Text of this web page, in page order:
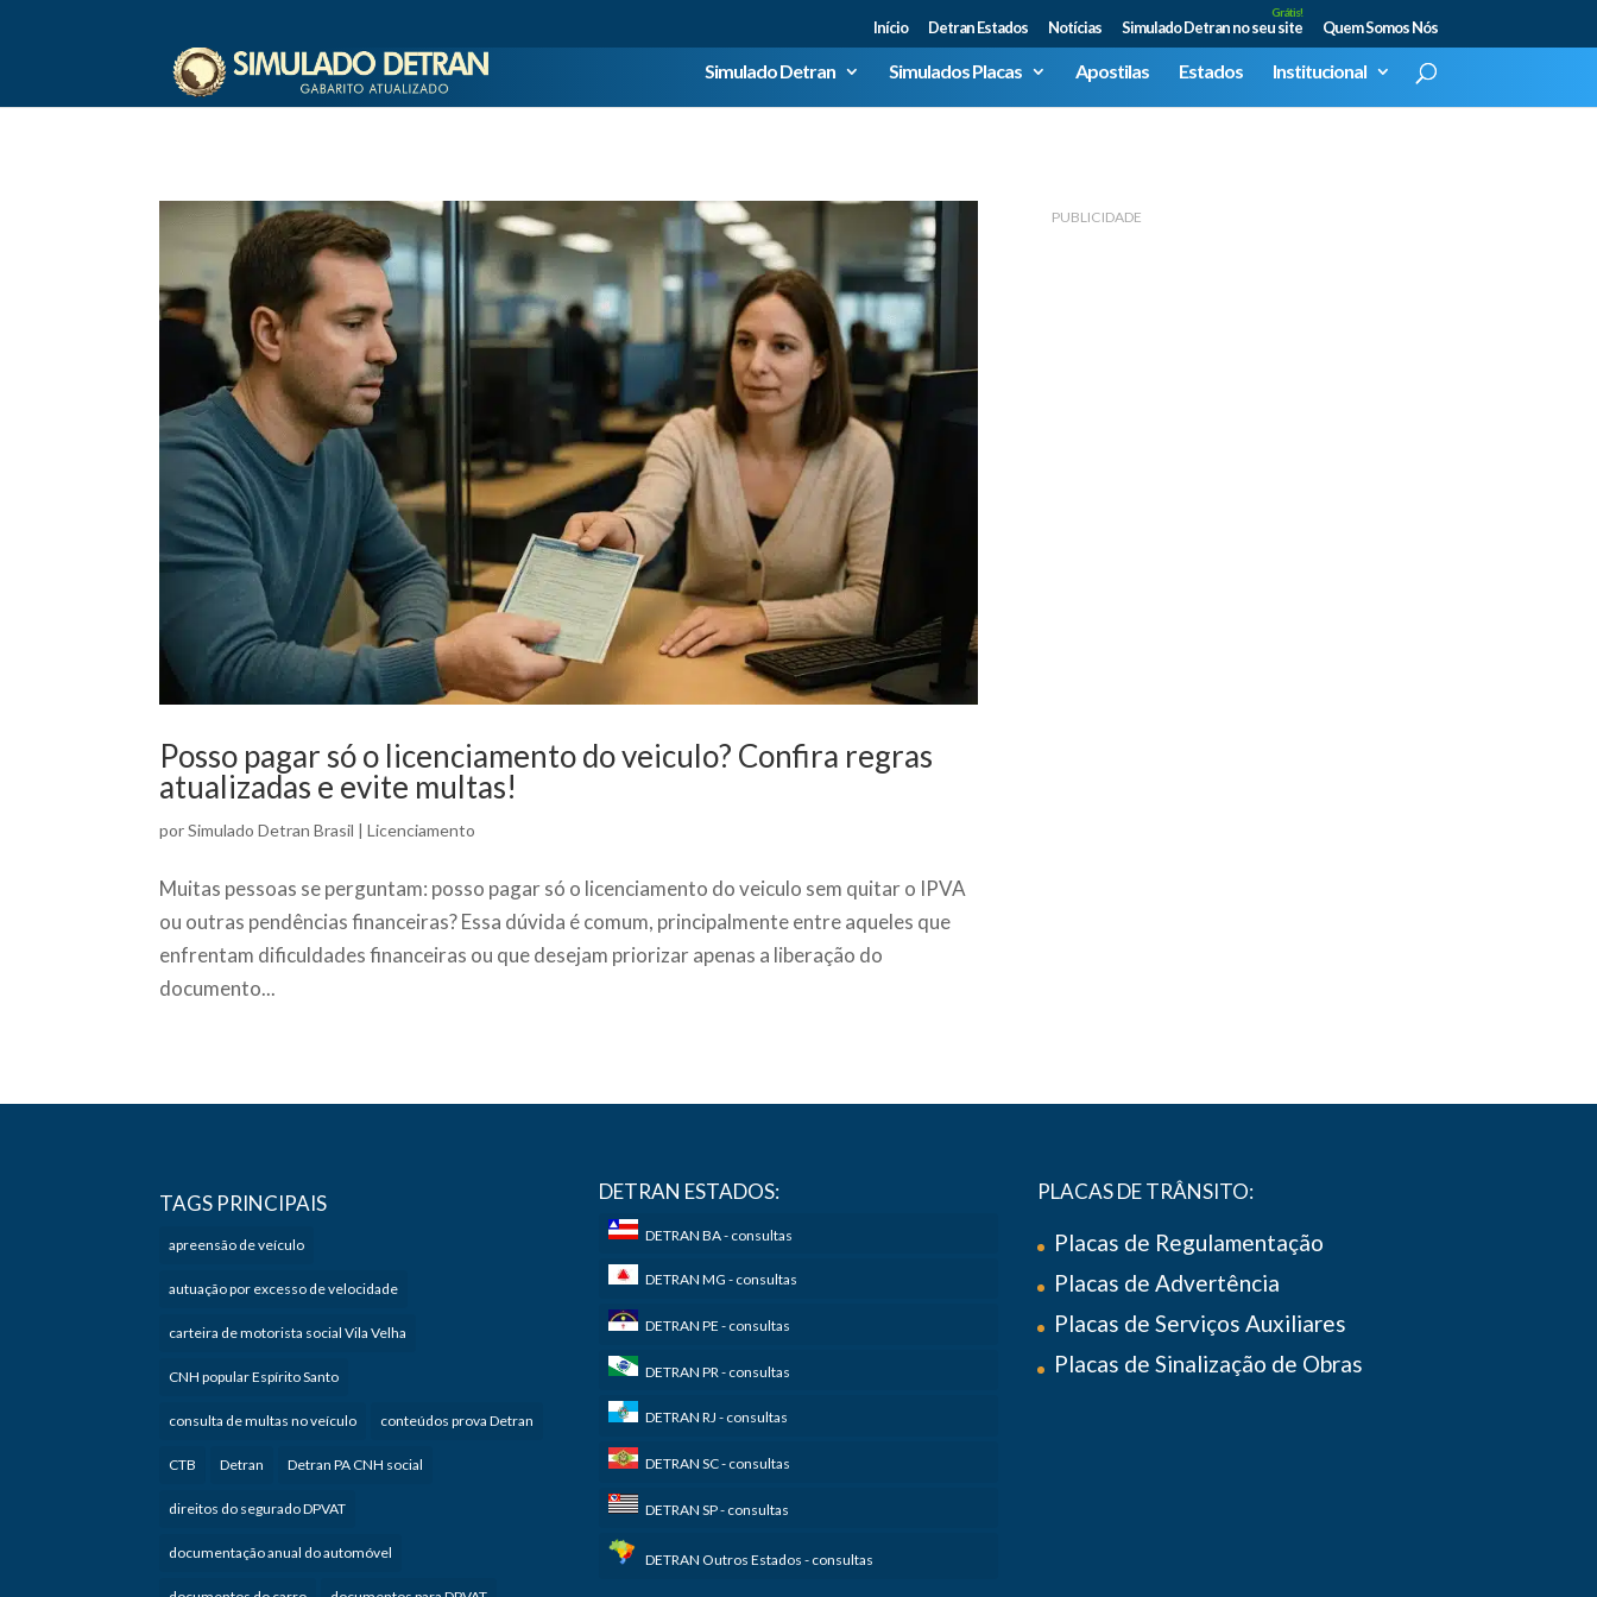
Início Detran Estados Notícias
Grátis!
Simulado Detran no seu site Quem Somos Nós
Simulado Detran Simulados Placas Apostilas Estados Institucional
Posso pagar só o licenciamento do veiculo? Confira regras
atualizadas e evite multas!
porSimulado Detran Brasil |Licenciamento
Muitas pessoas se perguntam: posso pagar só o licenciamento do veiculo sem quitar o IPVA
ou outras pendências financeiras? Essa dúvida é comum, principalmente entre aqueles que
enfrentam dificuldades financeiras ou que desejam priorizar apenas a liberação do
documento...
PUBLICIDADE
TAGS PRINCIPAIS
apreensão de veículo
autuação por excesso de velocidade
carteira de motorista social Vila Velha
CNH popular Espírito Santo
consulta de multas no veículo conteúdos prova Detran
CTB Detran Detran PA CNH social
direitos do segurado DPVAT
documentação anual do automóvel
DETRAN ESTADOS:
DETRAN BA - consultas
DETRAN MG - consultas
DETRAN PE - consultas
DETRAN PR - consultas
DETRAN RJ - consultas
DETRAN SC - consultas
DETRAN SP - consultas
DETRAN Outros Estados - consultas
PLACAS DE TRÂNSITO:
Placas de Regulamentação
Placas de Advertência
Placas de Serviços Auxiliares
Placas de Sinalização de Obras